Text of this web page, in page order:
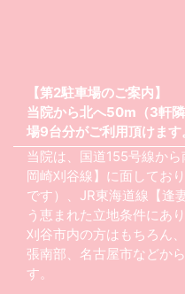
【第2駐車場のご案内】
当院から北へ50m（3軒
場9台分がご利用頂けます
当院は、国道155号線か
岡崎刈谷線】に面してお
です）、JR東海道線【逢
う恵まれた立地条件にあり
刈谷市内の方はもちろん
張南部、名古屋市などか
す。